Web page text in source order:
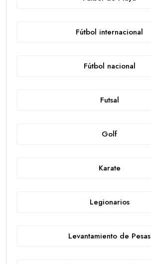
Fútbol internacional
Fútbol nacional
Futsal
Golf
Karate
Legionarios
Levantamiento de Pesas